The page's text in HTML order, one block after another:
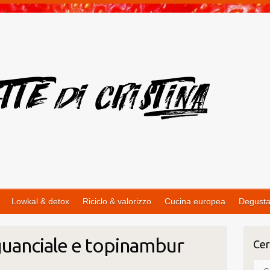
Lowkal & detox Riciclo & valorizzo Cucina europea
e topinambur